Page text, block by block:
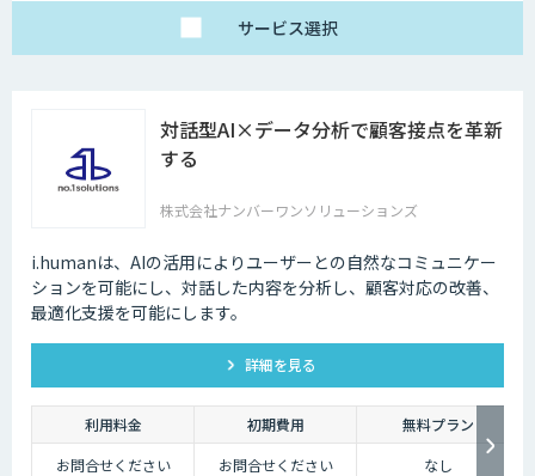
サービス選択
対話型AI×データ分析で顧客接点を革新
する
株式会社ナンバーワンソリューションズ
i.humanは、AIの活用によりユーザーとの自然なコミュニケー
ションを可能にし、対話した内容を分析し、顧客対応の改善、
最適化支援を可能にします。
詳細を見る
利用料金 初期費用
無料プラン
お問合せください
お問合せください なし